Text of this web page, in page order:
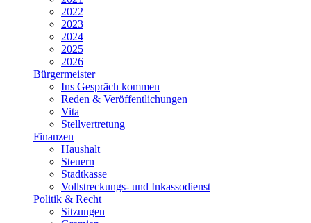
2022
2023
2024
2025
2026
Bürgermeister
Ins Gespräch kommen
Reden & Veröffentlichungen
Vita
Stellvertretung
Finanzen
Haushalt
Steuern
Stadtkasse
Vollstreckungs- und Inkassodienst
Politik & Recht
Sitzungen